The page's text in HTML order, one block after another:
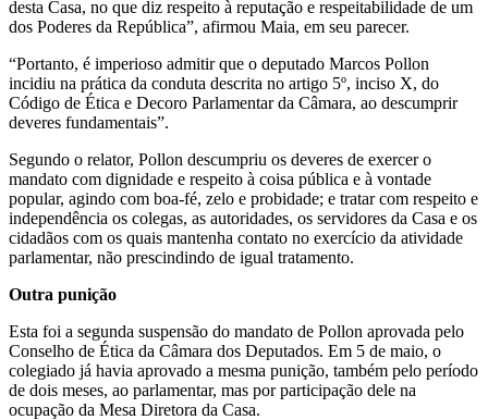
desta Casa, no que diz respeito à reputação e respeitabilidade de um
dos Poderes da República”, afirmou Maia, em seu parecer.
“Portanto, é imperioso admitir que o deputado Marcos Pollon
incidiu na prática da conduta descrita no artigo 5º, inciso X, do
Código de Ética e Decoro Parlamentar da Câmara, ao descumprir
deveres fundamentais”.
Segundo o relator, Pollon descumpriu os deveres de exercer o
mandato com dignidade e respeito à coisa pública e à vontade
popular, agindo com boa-fé, zelo e probidade; e tratar com respeito e
independência os colegas, as autoridades, os servidores da Casa e os
cidadãos com os quais mantenha contato no exercício da atividade
parlamentar, não prescindindo de igual tratamento.
Outra punição
Esta foi a segunda suspensão do mandato de Pollon aprovada pelo
Conselho de Ética da Câmara dos Deputados. Em 5 de maio, o
colegiado já havia aprovado a mesma punição, também pelo período
de dois meses, ao parlamentar, mas por participação dele na
ocupação da Mesa Diretora da Casa.